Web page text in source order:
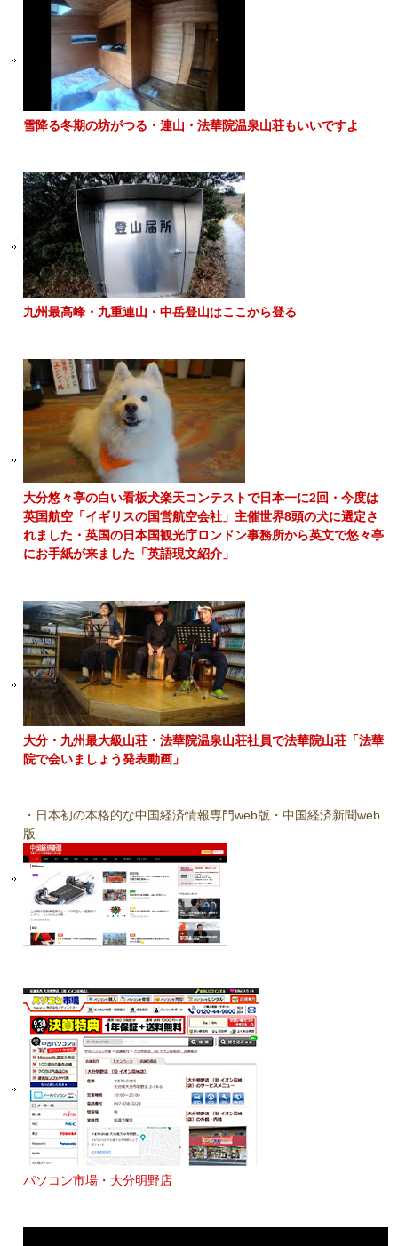
雪降る冬期の坊がつる・連山・法華院温泉山荘もいいですよ
九州最高峰・九重連山・中岳登山はここから登る
大分悠々亭の白い看板犬楽天コンテストで日本一に2回・今度は
英国航空「イギリスの国営航空会社」主催世界8頭の犬に選定さ
れました・英国の日本国観光庁ロンドン事務所から英文で悠々亭
にお手紙が来ました「英語現文紹介」
大分・九州最大級山荘・法華院温泉山荘社員で法華院山荘「法華
院で会いましょう発表動画」
・日本初の本格的な中国経済情報専門web版・中国経済新聞web
版
パソコン市場・大分明野店